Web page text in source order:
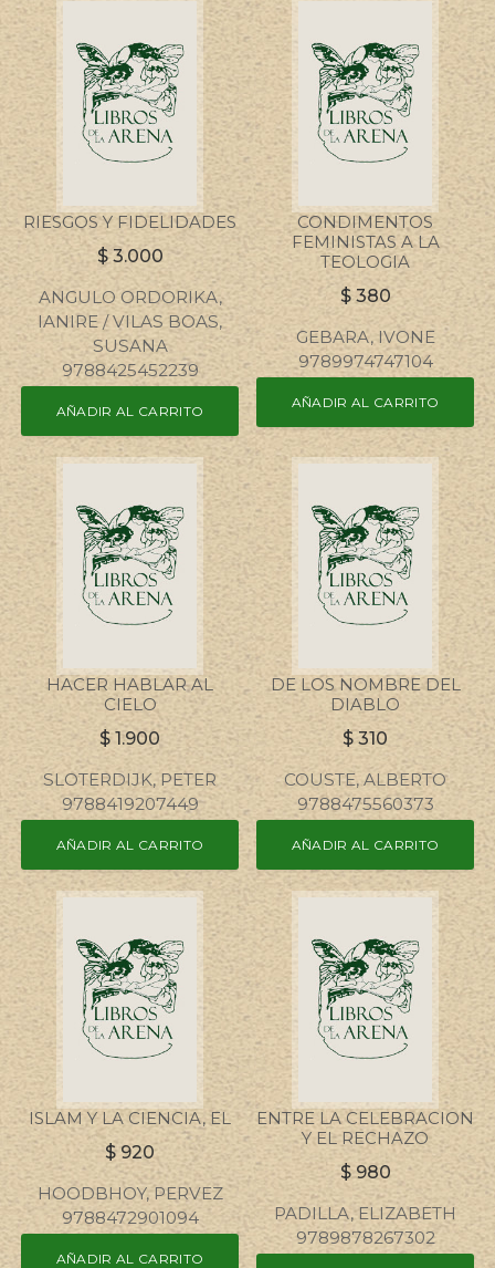
RIESGOS Y FIDELIDADES
$3.000
ANGULO ORDORIKA,
IANIRE / VILAS BOAS,
SUSANA
9788425452239
AÑADIR AL CARRITO
CONDIMENTOS
FEMINISTAS A LA
TEOLOGIA
$380
GEBARA, IVONE
9789974747104
AÑADIR AL CARRITO
HACER HABLAR AL
CIELO
$ 1.900
SLOTERDIJK, PETER
9788419207449
AÑADIR AL CARRITO
DE LOS NOMBRE DEL
DIABLO
$310
COUSTE, ALBERTO
9788475560373
AÑADIR AL CARRITO
ISLAM Y LA CIENCIA, EL
$920
HOODBHOY, PERVEZ
9788472901094
AÑADIR AL CARRITO
ENTRE LA CELEBRACION
Y EL RECHAZO
$980
PADILLA, ELIZABETH
9789878267302